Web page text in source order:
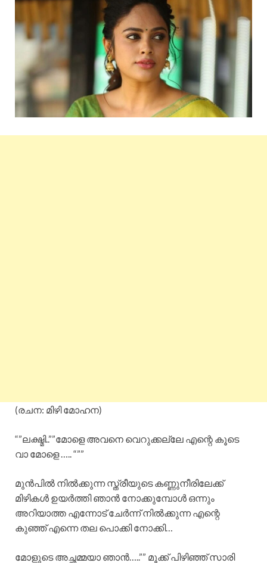
(രചന: മിഴി മോഹന)
“”ലക്ഷ്മി..””മോളെ അവനെ വെറുക്കല്ലേ എന്റെ കൂടെ
വാ മോളെ ….. “””
മുൻപിൽ നിൽക്കുന്ന സ്ത്രീയുടെ കണ്ണുനീരിലേക്ക്‌
മിഴികൾ ഉയർത്തി ഞാൻ നോക്കുമ്പോൾ ഒന്നും
അറിയാത്ത എന്നോട് ചേർന്ന് നിൽക്കുന്ന എന്റെ
കുഞ്ഞ് എന്നെ തല പൊക്കി നോക്കി…
മോളുടെ അച്ഛമ്മയാ ഞാൻ…..”” മൂക്ക് പിഴിഞ്ഞ് സാരി